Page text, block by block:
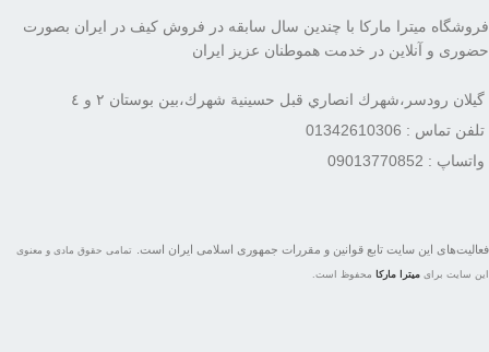
فروشگاه میترا مارکا با چندین سال سابقه در فروش کیف در ایران بصورت
حضوری و آنلاین در خدمت هموطنان عزیز ایران
گيلان رودسر،شهرك انصاري قبل حسينية شهرك،بين بوستان ٢ و ٤
تلفن تماس : 01342610306
واتساپ : 09013770852
فعاليت‌های اين سايت تابع قوانين و مقررات جمهوری اسلامی ايران است. تمامی حقوق مادی و معنوی
این سایت برای میترا مارکا محفوظ است.